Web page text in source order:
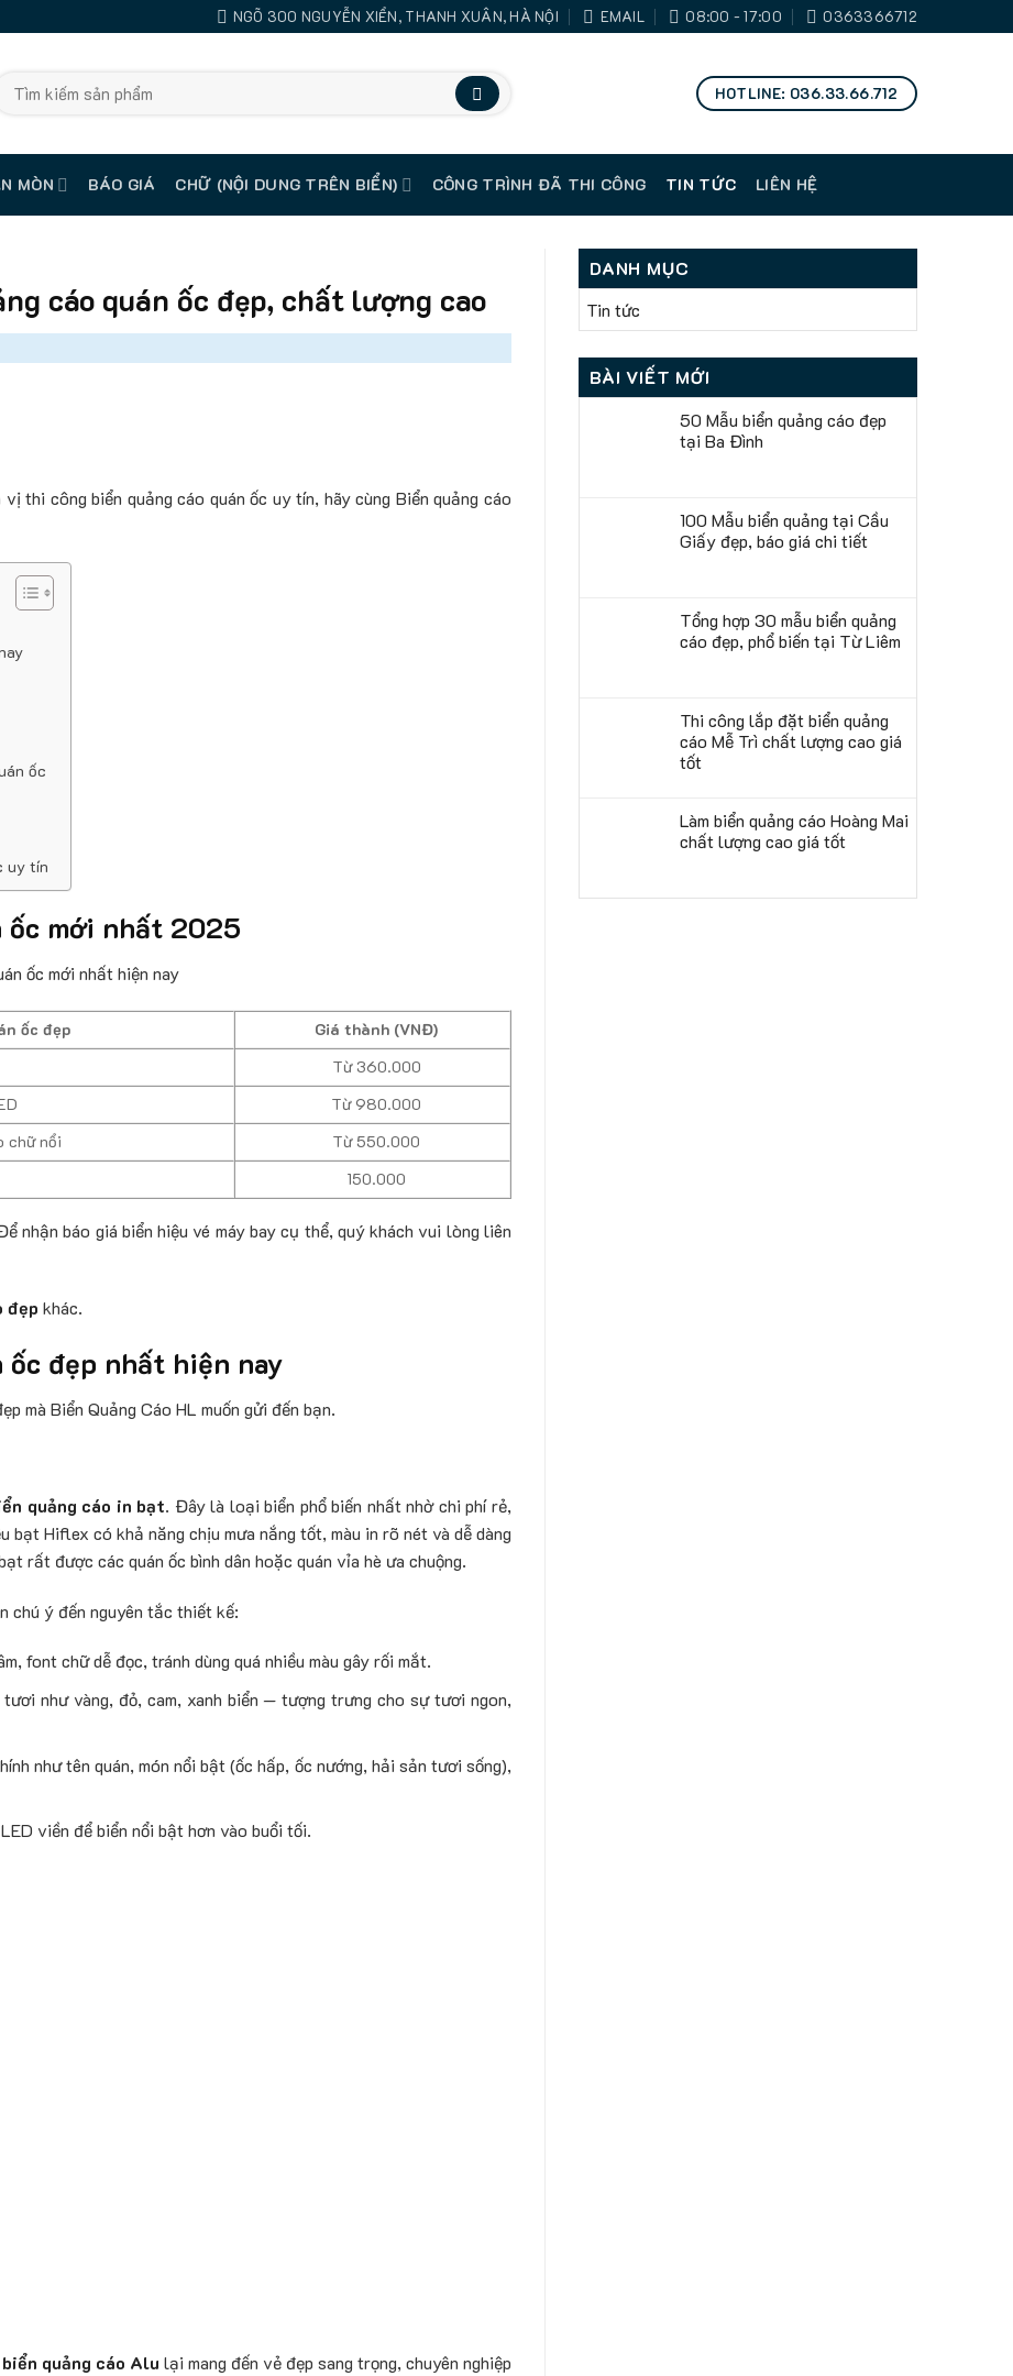
NGÕ 300 NGUYỄN XIỂN, THANH XUÂN, HÀ NỘI EMAIL 08:00 - 17:00 0363366712
kiếm:
HOTLINE: 036.33.66.712
MÒN BÁO GIÁ CHỮ (NỘI DUNG TRÊN BIỂN) CÔNG TRÌNH ĐÃ THI CÔNG TIN TỨC LIÊN HỆ
cáo quán ốc đẹp, chất lượng cao
thi công biển quảng cáo quán ốc uy tín, hãy cùng Biển quảng cáo
ốc
uy tín
ốc mới nhất 2025
ốc mới nhất hiện nay
ốc đẹp
Giá thành (VNĐ)
Từ 360.000
Từ 980.000
chữ nổi
Từ 550.000
150.000
nhận báo giá biển hiệu vé máy bay cụ thể, quý khách vui lòng liên
đẹp khác.
ốc đẹp nhất hiện nay
mà Biển Quảng Cáo HL muốn gửi đến bạn.
quảng cáo in bạt. Đây là loại biển phổ biến nhất nhờ chi phí rẻ,
Hiflex có khả năng chịu mưa nắng tốt, màu in rõ nét và dễ dàng
rất được các quán ốc bình dân hoặc quán vỉa hè ưa chuộng.
chú ý đến nguyên tắc thiết kế:
font chữ dễ đọc, tránh dùng quá nhiều màu gây rối mắt.
như vàng, đỏ, cam, xanh biển — tượng trưng cho sự tươi ngon,
như tên quán, món nổi bật (ốc hấp, ốc nướng, hải sản tươi sống),
viền để biển nổi bật hơn vào buổi tối.
biển quảng cáo Alu lại mang đến vẻ đẹp sang trọng, chuyên nghiệp
DANH MỤC
Tin tức
BÀI VIẾT MỚI
50 Mẫu biển quảng cáo đẹp
tại Ba Đình
100 Mẫu biển quảng tại Cầu
Giấy đẹp, báo giá chi tiết
Tổng hợp 30 mẫu biển quảng
cáo đẹp, phổ biến tại Từ Liêm
Thi công lắp đặt biển quảng
cáo Mễ Trì chất lượng cao giá
tốt
Làm biển quảng cáo Hoàng Mai
chất lượng cao giá tốt